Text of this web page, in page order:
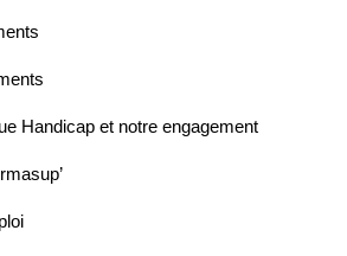
Handicap et notre engagement